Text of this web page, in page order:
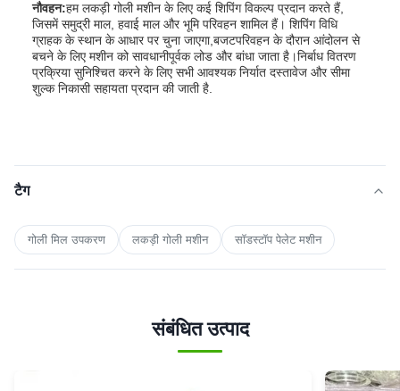
नौवहन:हम लकड़ी गोली मशीन के लिए कई शिपिंग विकल्प प्रदान करते हैं,
जिसमें समुद्री माल, हवाई माल और भूमि परिवहन शामिल हैं। शिपिंग विधि
ग्राहक के स्थान के आधार पर चुना जाएगा,बजटपरिवहन के दौरान आंदोलन से
बचने के लिए मशीन को सावधानीपूर्वक लोड और बांधा जाता है।निर्बाध वितरण
प्रक्रिया सुनिश्चित करने के लिए सभी आवश्यक निर्यात दस्तावेज और सीमा
शुल्क निकासी सहायता प्रदान की जाती है.
टैग
गोली मिल उपकरण लकड़ी गोली मशीन सॉडस्टॉप पेलेट मशीन
संबंधित उत्पाद